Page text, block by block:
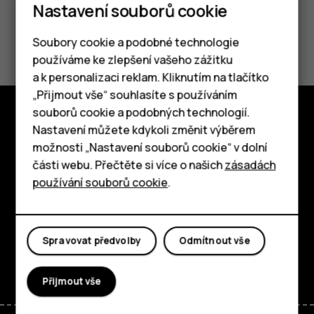
Chytré telefony
Tlačítkové telefony
Tablety
Pomohlo vám to?
Ano Ne
Prozkoumat
O nás
Planet and people
Podpora
FacebookInstagram
TiktokYoutubeLinkedinDiscord
Nastavení souborů cookie
Soubory cookie a podobné technologie
používáme ke zlepšení vašeho zážitku
a k personalizaci reklam. Kliknutím na tlačítko
„Přijmout vše“ souhlasíte s používáním
souborů cookie a podobných technologií.
Nastavení můžete kdykoli změnit výběrem
možnosti „Nastavení souborů cookie“ v dolní
části webu. Přečtěte si více o našichzásadách
používání souborů cookie.
Odmítnout vše
Spravovat předvolby
Přijmout vše